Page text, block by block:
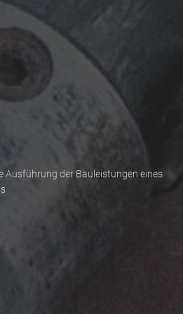
Ausführung der Bauleistungen eines